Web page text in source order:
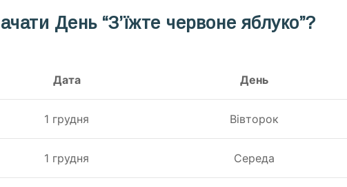
День “З’їжте червоне яблуко”?
Дата День
1 грудня Вівторок
1 грудня Середа